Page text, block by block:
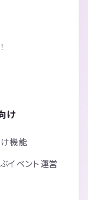
け
機能
イベント運営